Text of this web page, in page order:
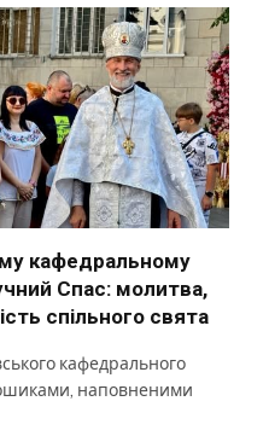
кафедральному
Спас: молитва,
спільного свята
кафедрального
наповненими